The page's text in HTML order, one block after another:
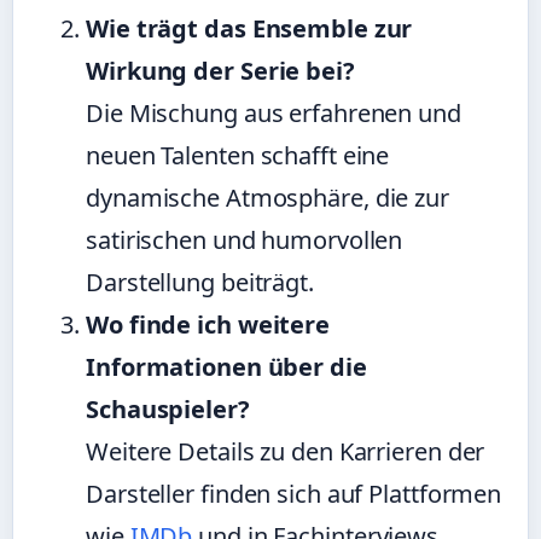
Wie trägt das Ensemble zur
Wirkung der Serie bei?
Die Mischung aus erfahrenen und
neuen Talenten schafft eine
dynamische Atmosphäre, die zur
satirischen und humorvollen
Darstellung beiträgt.
Wo finde ich weitere
Informationen über die
Schauspieler?
Weitere Details zu den Karrieren der
Darsteller finden sich auf Plattformen